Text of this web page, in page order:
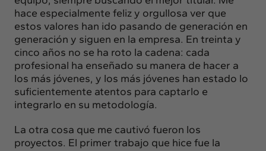
hace especialmente feliz y orgullosa ver que
estos valores han ido pasando de generación en
generación y siguen en la empresa. En treinta y
cinco años no se ha roto la cadena: cada
profesional ha enseñado su manera de hacer a
los más jóvenes, y los más jóvenes han estado lo
suficientemente atentos para captarlo e
integrarlo en su metodología.
La otra cosa que me cautivó fueron los
proyectos. El primer trabajo que hice fue la